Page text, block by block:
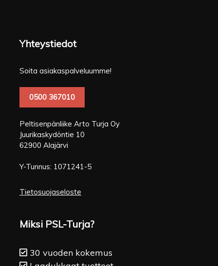
Yhteystiedot
Soita asiakaspalveluumme!
0500 367010
Peltisenpänliike Arto Turja Oy
Juurikaskydöntie 10
62900 Alajärvi
Y-Tunnus: 1071241-5
Tietosuojaseloste
Miksi PSL-Turja?
30 vuoden kokemus